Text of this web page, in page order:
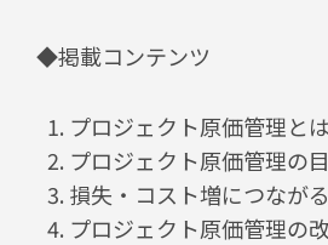
◆掲載コンテンツ
プロジェクト原価管理とは
プロジェクト原価管理の
損失・コスト増につなが
プロジェクト原価管理の